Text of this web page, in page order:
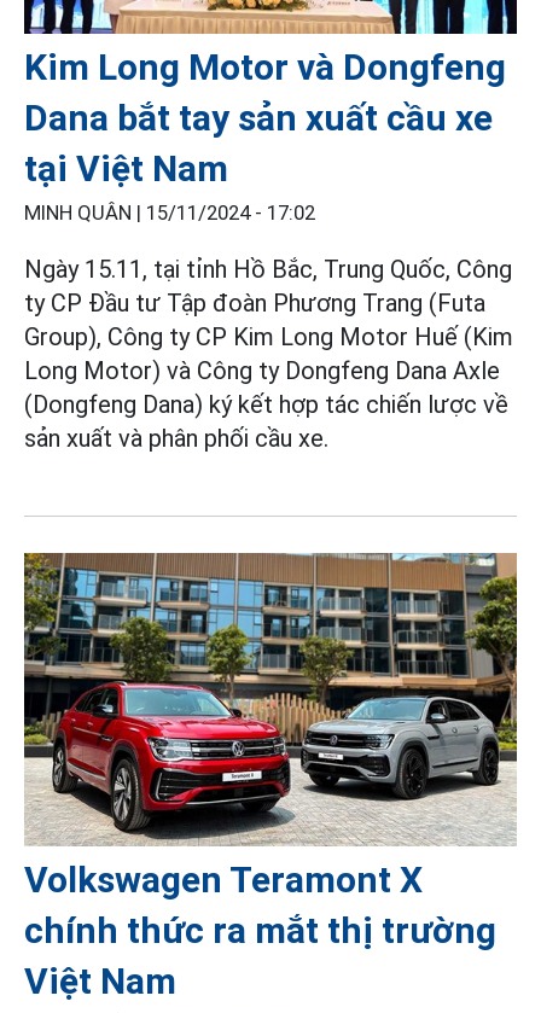
Kim Long Motor và Dongfeng
Dana bắt tay sản xuất cầu xe
tại Việt Nam
MINH QUÂN | 15/11/2024 - 17:02
Ngày 15.11, tại tỉnh Hồ Bắc, Trung Quốc, Công
ty CP Đầu tư Tập đoàn Phương Trang (Futa
Group), Công ty CP Kim Long Motor Huế (Kim
Long Motor) và Công ty Dongfeng Dana Axle
(Dongfeng Dana) ký kết hợp tác chiến lược về
sản xuất và phân phối cầu xe.
Volkswagen Teramont X
chính thức ra mắt thị trường
Việt Nam